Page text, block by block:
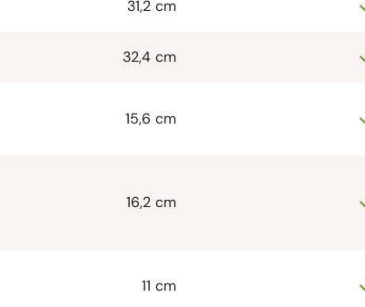
31,2 cm
32,4 cm
15,6 cm
16,2 cm
11 cm